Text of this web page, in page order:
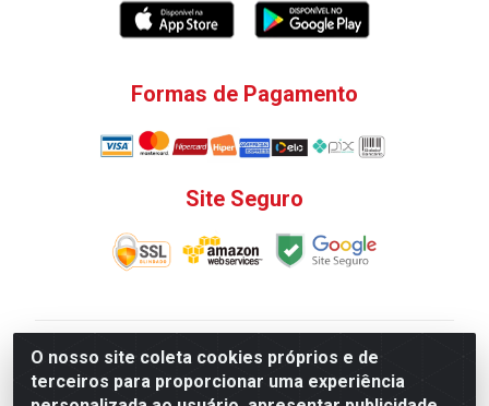
O nosso site coleta cookies próprios e de
terceiros para proporcionar uma experiência
Formas de Pagamento
Site Seguro
V. C. Ferragens LTDA - Rua do Matoso, 132 - Praça da
Bandeira, Rio de Janeiro/ RJ - CEP 20.270-135 - CNPJ
12.324.723/0001-25